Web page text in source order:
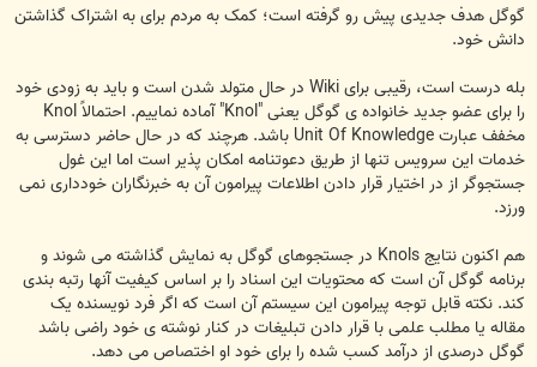
ت
گوگل هدف جدیدی پیش رو گرفته است؛ کمک به مردم برای به اشتراک گذاشتن
دانش خود.
بله درست است، رقیبی برای Wiki در حال متولد شدن است و باید به زودی خود
را برای عضو جدید خانواده ی گوگل یعنی "Knol" آماده نماییم. احتمالاً Knol
مخفف عبارت Unit Of Knowledge باشد. هرچند که در حال حاضر دسترسی به
خدمات این سرویس تنها از طریق دعوتنامه امکان پذیر است اما این غول
جستجوگر از در اختیار قرار دادن اطلاعات پیرامون آن به خبرنگاران خودداری نمی
ورزد.
هم اکنون نتایج Knols در جستجوهای گوگل به نمایش گذاشته می شوند و
برنامه گوگل آن است که محتویات این اسناد را بر اساس کیفیت آنها رتبه بندی
کند. نکته قابل توجه پیرامون این سیستم آن است که اگر فرد نویسنده یک
مقاله یا مطلب علمی با قرار دادن تبلیغات در کنار نوشته ی خود راضی باشد
گوگل درصدی از درآمد کسب شده را برای خود او اختصاص می دهد.